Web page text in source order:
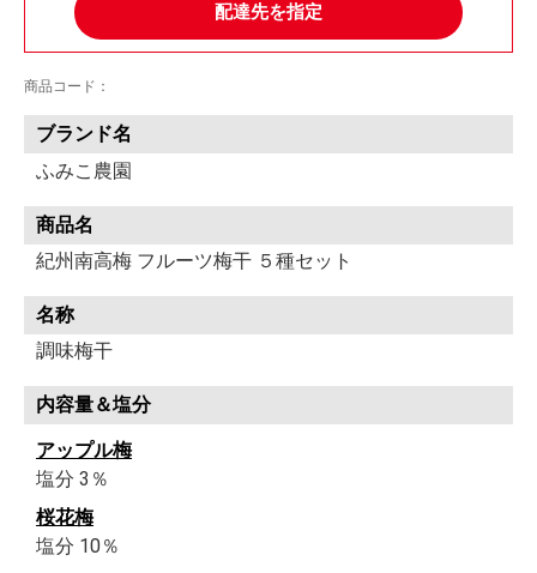
配達先を指定
商品コード：
ブランド名
ふみこ農園
商品名
紀州南高梅 フルーツ梅干 ５種セット
名称
調味梅干
内容量＆塩分
アップル梅
塩分 3％
桜花梅
塩分 10％